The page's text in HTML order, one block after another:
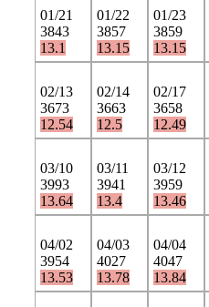
01/21
3843
13.1
01/22
3857
13.15
01/23
3859
13.15
02/13
3673
12.54
02/14
3663
12.5
02/17
3658
12.49
03/10
3993
13.64
03/11
3941
13.4
03/12
3959
13.46
04/02
3954
13.53
04/03
4027
13.78
04/04
4047
13.84